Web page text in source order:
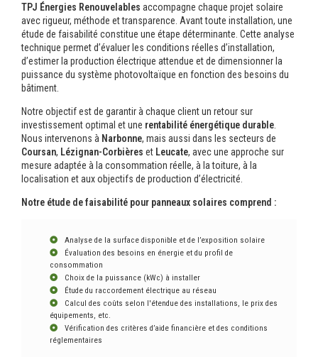
TPJ Énergies Renouvelables accompagne chaque projet solaire
avec rigueur, méthode et transparence. Avant toute installation, une
étude de faisabilité constitue une étape déterminante. Cette analyse
technique permet d’évaluer les conditions réelles d’installation,
d’estimer la production électrique attendue et de dimensionner la
puissance du système photovoltaïque en fonction des besoins du
bâtiment.
Notre objectif est de garantir à chaque client un retour sur
investissement optimal et une rentabilité énergétique durable
Nous intervenons à Narbonne, mais aussi dans les secteurs de
Coursan, Lézignan-Corbières et Leucate, avec une approche sur
mesure adaptée à la consommation réelle, à la toiture, à la
localisation et aux objectifs de production d’électricité.
Notre étude de faisabilité pour panneaux solaires comprend :
Analyse de la surface disponible et de l’exposition solaire
Évaluation des besoins en énergie et du profil de
consommation
Choix de la puissance (kWc) à installer
Étude du raccordement électrique au réseau
Calcul des coûts selon l'étendue des installations, le prix des
équipements, etc.
Vérification des critères d’aide financière et des conditions
réglementaires